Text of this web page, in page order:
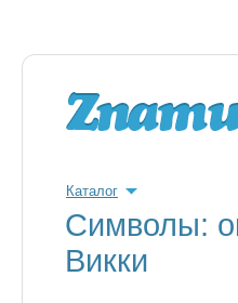
Каталог
Символы:
Викки